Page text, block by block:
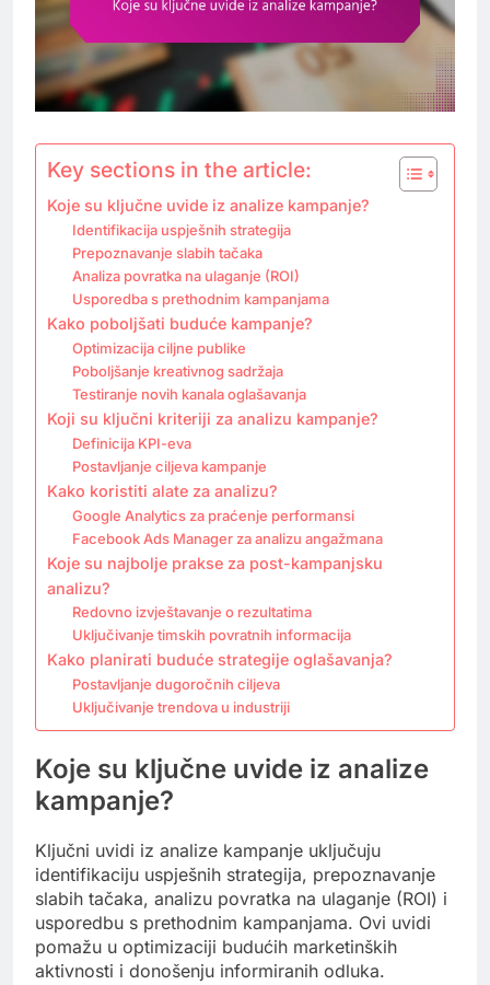
Key sections in the article:
Koje su ključne uvide iz analize kampanje?
Identifikacija uspješnih strategija
Prepoznavanje slabih tačaka
Analiza povratka na ulaganje (ROI)
Usporedba s prethodnim kampanjama
Kako poboljšati buduće kampanje?
Optimizacija ciljne publike
Poboljšanje kreativnog sadržaja
Testiranje novih kanala oglašavanja
Koji su ključni kriteriji za analizu kampanje?
Definicija KPI-eva
Postavljanje ciljeva kampanje
Kako koristiti alate za analizu?
Google Analytics za praćenje performansi
Facebook Ads Manager za analizu angažmana
Koje su najbolje prakse za post-kampanjsku
analizu?
Redovno izvještavanje o rezultatima
Uključivanje timskih povratnih informacija
Kako planirati buduće strategije oglašavanja?
Postavljanje dugoročnih ciljeva
Uključivanje trendova u industriji
Koje su ključne uvide iz analize
kampanje?
Ključni uvidi iz analize kampanje uključuju
identifikaciju uspješnih strategija, prepoznavanje
slabih tačaka, analizu povratka na ulaganje (ROI) i
usporedbu s prethodnim kampanjama. Ovi uvidi
pomažu u optimizaciji budućih marketinških
aktivnosti i donošenju informiranih odluka.